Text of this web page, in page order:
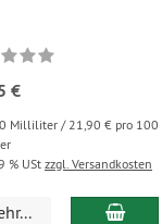
€
Milliliter / 21,90 € pro 100
% USt zzgl. Versandkosten